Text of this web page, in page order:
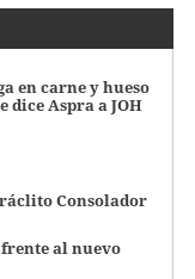
en carne y hueso
dice Aspra a JOH
Consolador
al nuevo